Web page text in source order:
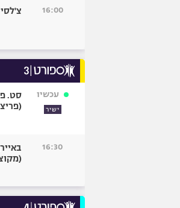
16:00 צ'לסי
עכשיו
ישיר
סט.
16:30
(מקוצר